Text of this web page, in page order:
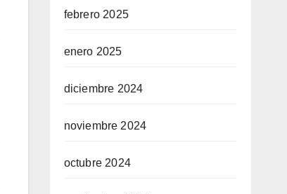
febrero 2025
enero 2025
diciembre 2024
noviembre 2024
octubre 2024